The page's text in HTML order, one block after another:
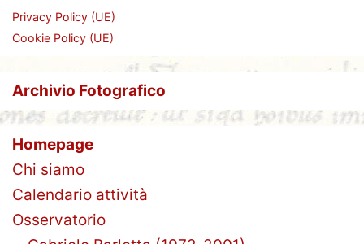
Privacy Policy (UE)
Cookie Policy (UE)
Archivio Fotografico
Homepage
Chi siamo
Calendario attività
Osservatorio